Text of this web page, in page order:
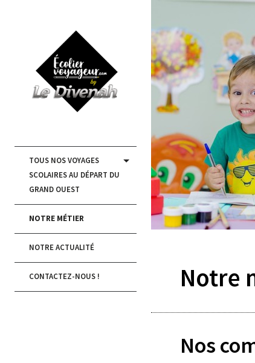
TOUS NOS VOYAGES
SCOLAIRES AU DÉPART DU
GRAND OUEST
NOTRE MÉTIER
NOTRE ACTUALITÉ
CONTACTEZ-NOUS ! Notre
Nos